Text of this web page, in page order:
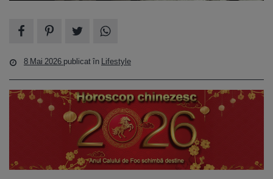
8 Mai 2026 publicat în Lifestyle